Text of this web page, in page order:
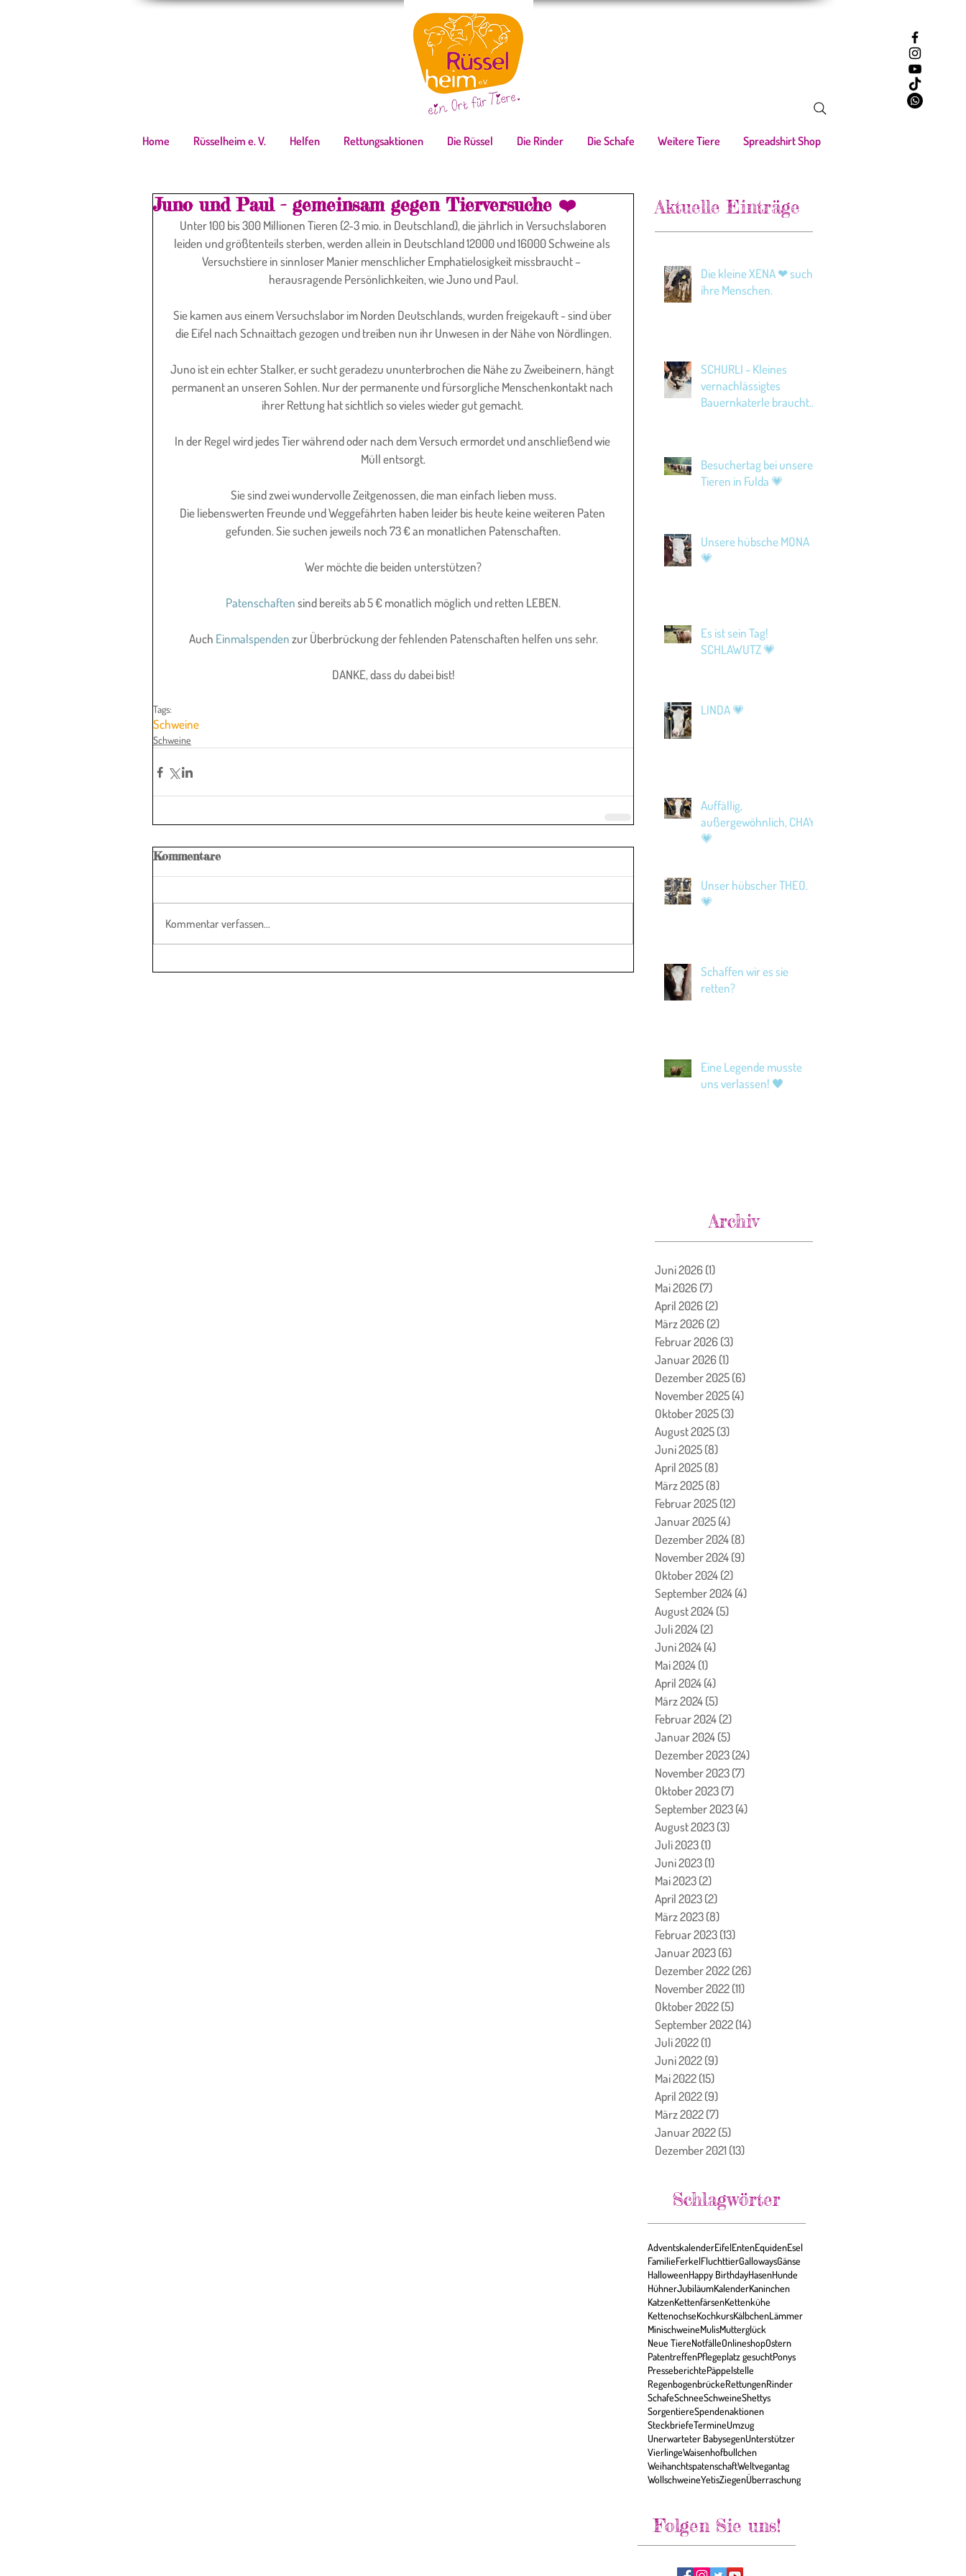
Home Rüsselheim e. V. Helfen Rettungsaktionen Die Rüssel Die Rinder Die Schafe Weitere Tiere Spreadshirt Shop
Juno und Paul - gemeinsam gegen Tierversuche ❤️
leiden und größtenteils sterben, werden allein in Deutschland 12000 und 16000 Schweine als
Versuchstiere in sinnloser Manier menschlicher Emphatielosigkeit missbraucht –
herausragende Persönlichkeiten, wie Juno und Paul.
Sie kamen aus einem Versuchslabor im Norden Deutschlands, wurden freigekauft - sind über
die Eifel nach Schnaittach gezogen und treiben nun ihr Unwesen in der Nähe von Nördlingen.
Juno ist ein echter Stalker, er sucht geradezu ununterbrochen die Nähe zu Zweibeinern, hängt
permanent an unseren Sohlen. Nur der permanente und fürsorgliche Menschenkontakt nach
ihrer Rettung hat sichtlich so vieles wieder gut gemacht.
In der Regel wird jedes Tier während oder nach dem Versuch ermordet und anschließend wie
Müll entsorgt.
Sie sind zwei wundervolle Zeitgenossen, die man einfach lieben muss.
Die liebenswerten Freunde und Weggefährten haben leider bis heute keine weiteren Paten
gefunden. Sie suchen jeweils noch 73 € an monatlichen Patenschaften.
Wer möchte die beiden unterstützen?
Patenschaften sind bereits ab 5 € monatlich möglich und retten LEBEN.
Auch Einmalspenden zur Überbrückung der fehlenden Patenschaften helfen uns sehr.
DANKE, dass du dabei bist!
Tags:
Schweine
Schweine
Kommentare
Kommentar verfassen...
Aktuelle Einträge
Die kleine XENA ❤ sucht
ihre Menschen.
SCHURLI - Kleines
vernachlässigtes
Bauernkaterle braucht
Besuchertag bei unseren
Tieren in Fulda 💗
Unsere hübsche MONA
💗
Es ist sein Tag!
SCHLAWUTZ 💗
LINDA 💗
Auffällig,
außergewöhnlich, CHAYA
💗
Unser hübscher THEO.
💗
Schaffen wir es sie
retten?
Eine Legende musste
uns verlassen! 🖤
Archiv
Juni 2026(1)
Mai 2026(7)
April 2026(2)
März 2026(2)
Februar 2026(3)
Januar 2026(1)
Dezember 2025(6)
November 2025(4)
Oktober 2025(3)
August 2025(3)
Juni 2025(8)
April 2025(8)
März 2025(8)
Februar 2025(12)
Januar 2025(4)
Dezember 2024(8)
November 2024(9)
Oktober 2024(2)
September 2024(4)
August 2024(5)
Juli 2024(2)
Juni 2024(4)
Mai 2024(1)
April 2024(4)
März 2024(5)
Februar 2024(2)
Januar 2024(5)
Dezember 2023(24)
November 2023(7)
Oktober 2023(7)
September 2023(4)
August 2023(3)
Juli 2023(1)
Juni 2023(1)
Mai 2023(2)
April 2023(2)
März 2023(8)
Februar 2023(13)
Januar 2023(6)
Dezember 2022(26)
November 2022(11)
Oktober 2022(5)
September 2022(14)
Juli 2022(1)
Juni 2022(9)
Mai 2022(15)
April 2022(9)
März 2022(7)
Januar 2022(5)
Dezember 2021 (13)
Schlagwörter
AdventskalenderEifelEntenEquidenEsel
FamilieFerkelFluchttierGallowaysGänse
HalloweenHappy BirthdayHasenHunde
HühnerJubiläumKalenderKaninchen
KatzenKettenfärsenKettenkühe
KettenochseKochkursKälbchenLämmer
MinischweineMulisMutterglück
Neue TiereNotfälleOnlineshopOstern
PatentreffenPflegeplatz gesuchtPonys
PresseberichtePäppelstelle
RegenbogenbrückeRettungenRinder
SchafeSchneeSchweineShettys
SorgentiereSpendenaktionen
SteckbriefeTermineUmzug
Unerwarteter BabysegenUnterstützer
VierlingeWaisenhofbullchen
WeihanchtspatenschaftWeltvegantag
WollschweineYetisZiegenÜberraschung
Folgen Sie uns!